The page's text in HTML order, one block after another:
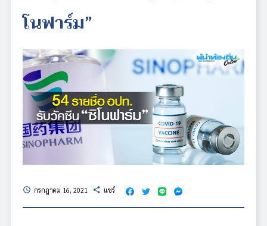
โนฟาร์ม”
schedule กรกฎาคม 16, 2021 share แชร์